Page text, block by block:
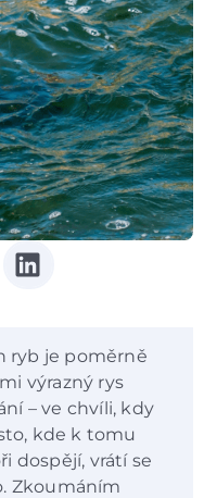
ryb je poměrně
výrazný rys
– ve chvíli, kdy
kde k tomu
dospějí, vrátí se
Zkoumáním